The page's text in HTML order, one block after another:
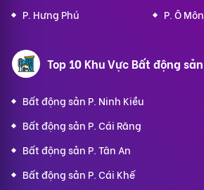
P. Hưng Phú
P. Ô Môn
Top 10 Khu Vực Bất động sản
Bất động sản P. Ninh Kiều
Bất động sản P. Cái Răng
Bất động sản P. Tân An
Bất động sản P. Cái Khế